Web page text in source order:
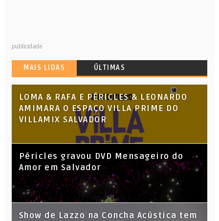
publicidade
MAIS LIDAS ÚLTIMAS
LOMA & RAFA E PÉRICLES & LEONARDO
AMIMARA O ESPAÇO VILLA PRIME DO
VILLAMIX SALVADOR
Péricles gravou DVD Mensageiro do
Amor em Salvador
Show de Lazzo na Concha Acústica tem